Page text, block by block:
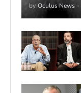
by Oculus News -